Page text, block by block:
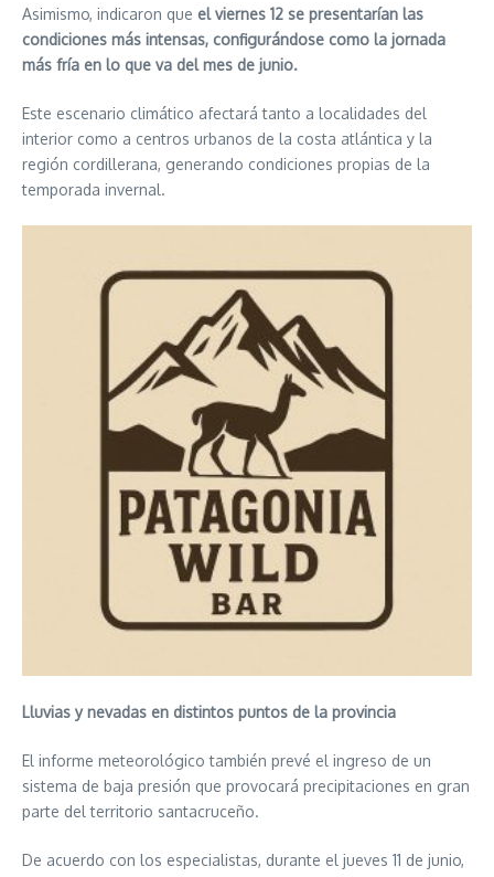
Asimismo, indicaron que el viernes 12 se presentarían las
condiciones más intensas, configurándose como la jornada
más fría en lo que va del mes de junio.
Este escenario climático afectará tanto a localidades del
interior como a centros urbanos de la costa atlántica y la
región cordillerana, generando condiciones propias de la
temporada invernal.
Lluvias y nevadas en distintos puntos de la provincia
El informe meteorológico también prevé el ingreso de un
sistema de baja presión que provocará precipitaciones en gran
parte del territorio santacruceño.
De acuerdo con los especialistas, durante el jueves 11 de junio,